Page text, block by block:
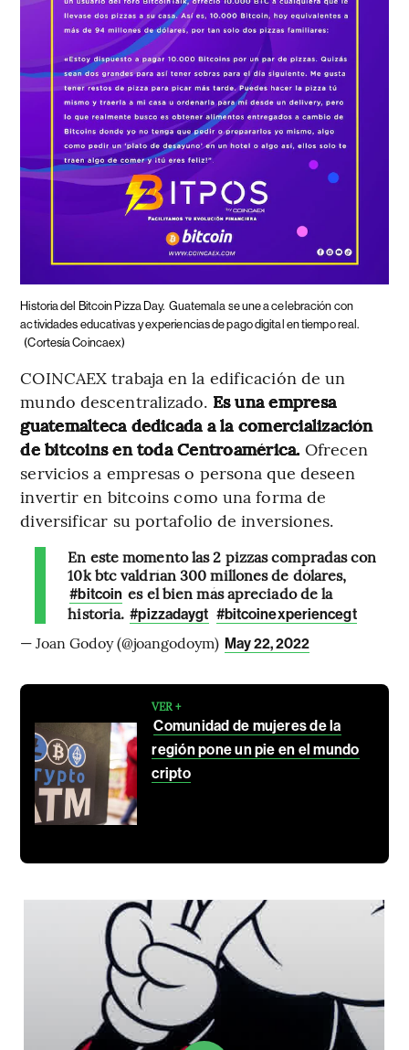
Historia del Bitcoin Pizza Day. Guatemala se une a celebración con
actividades educativas y experiencias de pago digital en tiempo real.
(Cortesía Coincaex)
COINCAEX trabaja en la edificación de un
mundo descentralizado. Es una empresa
guatemalteca dedicada a la comercialización
de bitcoins en toda Centroamérica. Ofrecen
servicios a empresas o persona que deseen
invertir en bitcoins como una forma de
diversificar su portafolio de inversiones.
En este momento las 2 pizzas compradas con
10k btc valdrían 300 millones de dólares,
#bitcoin es el bien más apreciado de la
historia. #pizzadaygt #bitcoinexperiencegt
— Joan Godoy (@joangodoym) May 22, 2022
VER +
Comunidad de mujeres de la
región pone un pie en el mundo
cripto